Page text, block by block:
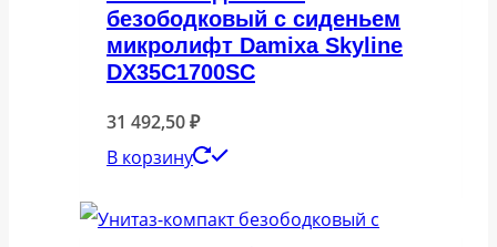
безободковый с сиденьем
микролифт Damixa Skyline
DX35C1700SC
31 492,50₽
В корзину